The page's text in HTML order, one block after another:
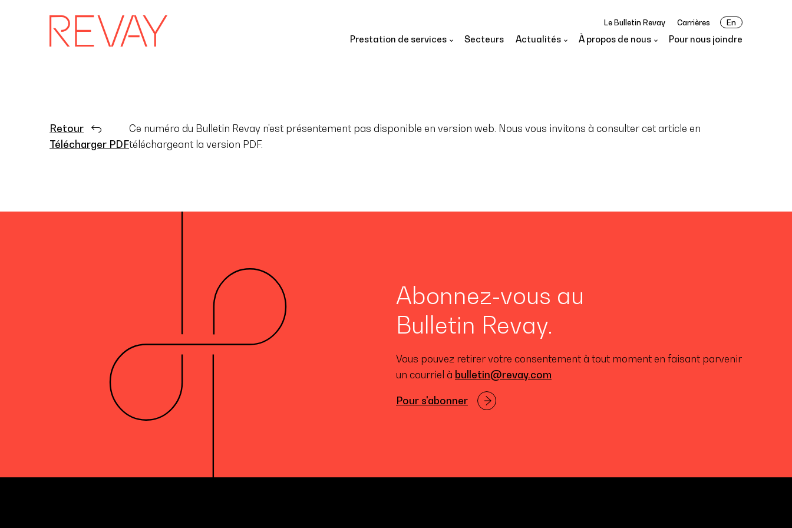
En
Prestation de services Secteurs Actualités À propos de nous Pour nous joindre
Le Bulletin Revay Carrières
Retour
Télécharger PDF
Ce numéro du Bulletin Revay n'est présentement pas disponible en version web. Nous vous invitons à consulter cet article en
téléchargeant la version PDF.
Abonnez-vous au
Bulletin Revay.
Vous pouvez retirer votre consentement à tout moment en faisant parvenir
un courriel à bulletin@revay.com
Pour s'abonner